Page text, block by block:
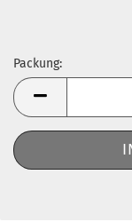
Packung:
Packung